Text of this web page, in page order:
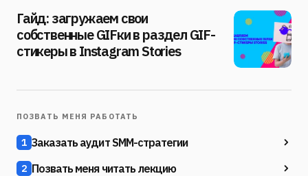
Гайд: загружаем свои
собственные GIFки в раздел GIF-
стикеры в Instagram Stories
ПОЗВАТЬ МЕНЯ РАБОТАТЬ
1 Заказать аудит SMM-стратегии
2 Позвать меня читать лекцию